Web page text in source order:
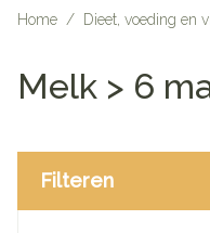
Home / Dieet, voeding en
Melk > 6
Filteren